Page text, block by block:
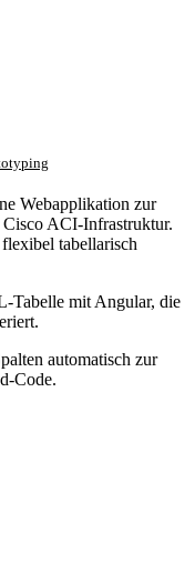
Webapplikation zur
ACI-Infrastruktur.
tabellarisch
Tabelle mit Angular, die
automatisch zur
Code.